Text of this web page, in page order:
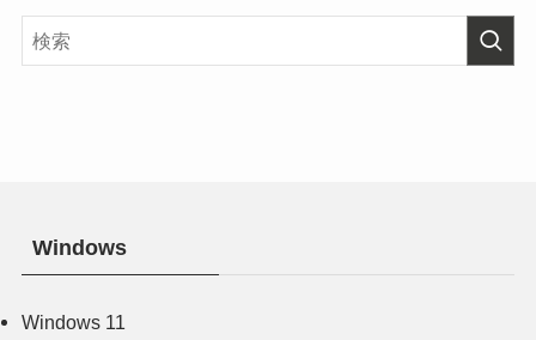
Windows
Windows 11